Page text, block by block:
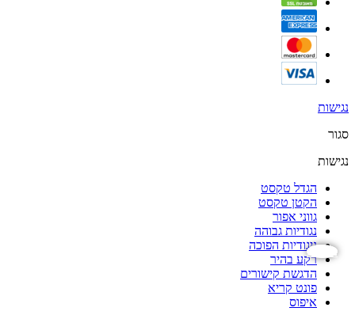
נגישות
נגישות
סגור
נגישות
הגדל טקסט
הקטן טקסט
גווני אפור
נגודיות גבוהה
ניגודיות הפוכה
רקע בהיר
הדגשת קישורים
פונט קריא
איפוס